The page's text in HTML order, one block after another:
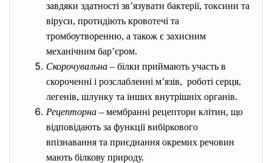
завдяки здатності зв’язувати бактерії, токсини та
віруси, протидіють кровотечі та
тромбоутворенню, а також є захисним
механічним бар’єром.
Скорочувальна – білки приймають участь в
скороченні і розслабленні м’язів, роботі серця,
легенів, шлунку та інших внутрішніх органів.
Рецепторна – мембранні рецептори клітин, що
відповідають за функції вибіркового
впізнавання та приєднання окремих речовин
мають білкову природу.